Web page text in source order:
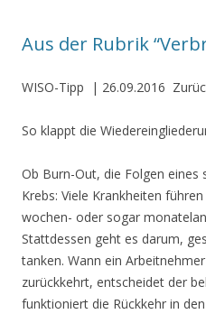
Aus der Rubrik
WISO-Tipp | 26.09.2016
So klappt die
Ob Burn-Out, die Folgen
Krebs: Viele Krankheiten
wochen- oder sogar
Stattdessen geht es darum,
tanken. Wann ein
zurückkehrt, entscheidet der
funktioniert die Rückkehr in